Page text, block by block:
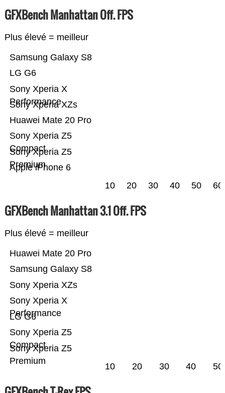
GFXBench Manhattan Off. FPS
Plus élevé = meilleur
Apple iPhone 6
Sony Xperia Z5
Premium
Sony Xperia Z5
Compact
Huawei Mate 20 Pro
Sony Xperia XZs
Sony Xperia X
Performance
LG G6
Samsung Galaxy S8
10 20 30 40 50 60
GFXBench Manhattan 3.1 Off. FPS
Plus élevé = meilleur
Sony Xperia Z5
Premium
Sony Xperia Z5
Compact
LG G6
Sony Xperia X
Performance
Sony Xperia XZs
Samsung Galaxy S8
Huawei Mate 20 Pro
10 20 30 40 50